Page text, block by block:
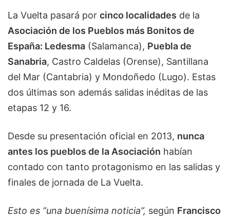
La Vuelta pasará por cinco localidades de la
Asociación de los Pueblos más Bonitos de
España: Ledesma (Salamanca), Puebla de
Sanabria, Castro Caldelas (Orense), Santillana
del Mar (Cantabria) y Mondoñedo (Lugo). Estas
dos últimas son además salidas inéditas de las
etapas 12 y 16.
Desde su presentación oficial en 2013, nunca
antes los pueblos de la Asociación habían
contado con tanto protagonismo en las salidas y
finales de jornada de La Vuelta.
Esto es “una buenísima noticia”, según Francisco